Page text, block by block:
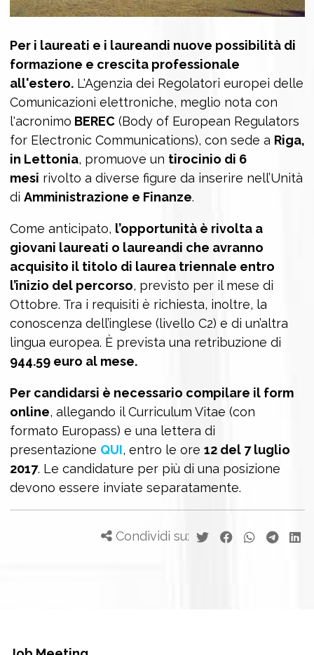
Per i laureati e i laureandi nuove possibilità di
formazione e crescita professionale
all'estero.L'Agenzia dei Regolatori europei delle
Comunicazioni elettroniche, meglio nota con
l'acronimo BEREC(Body of European Regulators
for Electronic Communications), con sede a Riga,
in Lettonia, promuove un tirocinio di 6
mesi rivolto a diverse figure da inserire nell’Unità
di Amministrazione e Finanze.
Come anticipato, l’opportunità è rivolta a
giovani laureati o laureandi che avranno
acquisito il titolo di laurea triennale entro
l’inizio del percorso, previsto per il mese di
Ottobre. Tra i requisiti è richiesta, inoltre, la
conoscenza dell’inglese (livello C2) e di un’altra
lingua europea. È prevista una retribuzione di
944.59 euro al mese.
Per candidarsi è necessario compilare il form
online, allegando il Curriculum Vitae (con
formato Europass) e una lettera di
presentazione QUI, entro le ore 12 del 7 luglio
2017. Le candidature per più di una posizione
devono essere inviate separatamente.
Condividi su: